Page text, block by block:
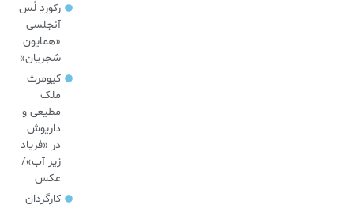
رکوردِ لُس
آنجلسی
«همایون
شجریان»
کیومرث
ملک
مطیعی و
داریوش
در «فریاد
زیر آب»/
عکس
کارگردان